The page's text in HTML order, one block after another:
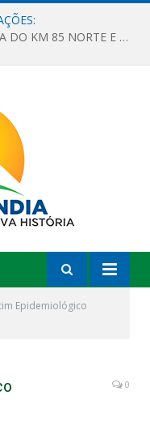
OBRAS DA QUADRA POLIESPORTIVA DO KM 85 NORTE E DA ESCOLA GASPAR VIANA AVANÇAM
Epidemiológico
0